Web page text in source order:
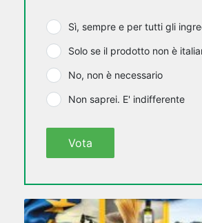
Sì, sempre e per tutti gli
Solo se il prodotto non è
No, non è necessario
Non saprei. E' indifferente
Vota